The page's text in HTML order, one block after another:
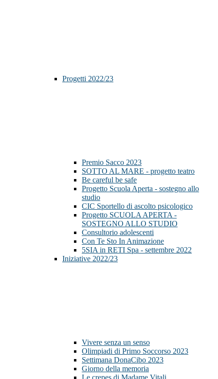
Progetti 2022/23
Premio Sacco 2023
SOTTO AL MARE - progetto teatro
Be careful be safe
Progetto Scuola Aperta - sostegno allo
studio
CIC Sportello di ascolto psicologico
Progetto SCUOLA APERTA -
SOSTEGNO ALLO STUDIO
Consultorio adolescenti
Con Te Sto In Animazione
5SIA in RETI Spa - settembre 2022
Iniziative 2022/23
Vivere senza un senso
Olimpiadi di Primo Soccorso 2023
Settimana DonaCibo 2023
Giorno della memoria